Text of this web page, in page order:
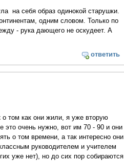
на себя образ одинокой старушки.
одним словом. Только по
- рука дающего не оскудеет. А
ответить
том как они жили, я уже вторую
очень нужно, вот им 70 - 90 и они
о том времени, а так интересно они
руководителем и учителем
уже нет), но до сих пор собираются